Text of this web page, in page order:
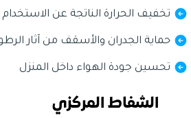
تخفيف الحرارة الناتجة عن الاستخدام
حماية الجدران والأسقف من آثار
تحسين جودة الهواء داخل المنزل
الشفاط المركزي